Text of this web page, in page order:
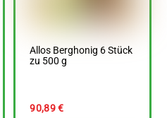
Allos Berghonig 6 Stück
zu 500 g
90,89€